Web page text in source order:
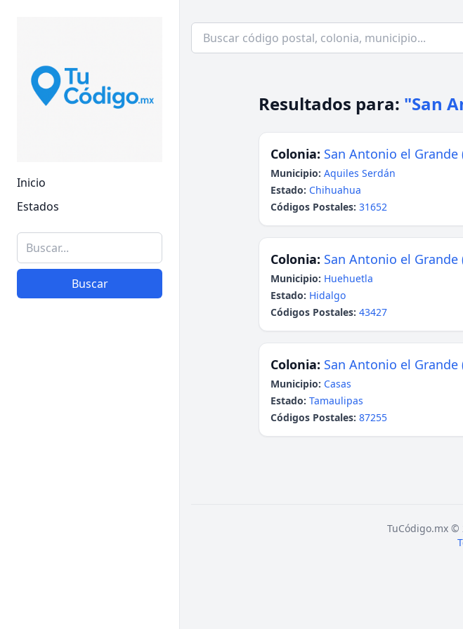
Inicio
Estados
Buscar
Resultados para: "San
Colonia: San Antonio el Grande
Municipio: Aquiles Serdán
Estado: Chihuahua
Códigos Postales: 31652
Colonia: San Antonio el Grande
Municipio: Huehuetla
Estado: Hidalgo
Códigos Postales: 43427
Colonia: San Antonio el Grande
Municipio: Casas
Estado: Tamaulipas
Códigos Postales: 87255
TuCódigo.mx ©